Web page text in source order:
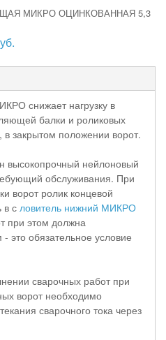
МИКРО ОЦИНКОВАННАЯ 5,3
снижает нагрузку в
балки и роликовых
, в закрытом положении ворот.
высокопрочный нейлоновый
обслуживания. При
ворот ролик концевой
в с ловитель нижний МИКРО
при этом должна
это обязательное условие
сварочных работ при
ворот необходимо
сварочного тока через